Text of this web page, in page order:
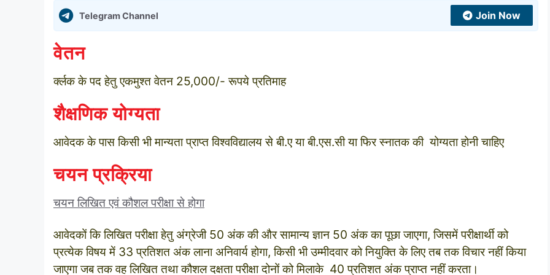
Telegram Channel Join Now
वेतन
र्क्‍लक के पद हेतु एकमुश्त वेतन 25,000/- रूपये प्रतिमाह
शैक्षणिक योग्यता
आवेदक के पास किसी भी मान्‍यता प्राप्‍त विश्‍वविद्यालय से बी.ए या बी.एस.सी या फिर स्नातक की योग्‍यता होनी चाहिए
चयन प्रक्रिया
चयन लिखित एवं कौशल परीक्षा से होगा
आवेदकों कि लिखित परीक्षा हेतु अंग्रेजी 50 अंक की और सामान्‍य ज्ञान 50 अंक का पूछा जाएगा, जिसमें परीक्षार्थी को
प्रत्‍येक विषय में 33 प्रतिशत अंक लाना अनिवार्य होगा, किसी भी उम्‍मीदवार को नियुक्‍ति के लिए तब तक विचार नहीं किया
जाएगा जब तक वह लिखित तथा कौशल दक्षता परीक्षा दोनों को मिलाके 40 प्रतिशत अंक प्राप्‍त नहीं करता।